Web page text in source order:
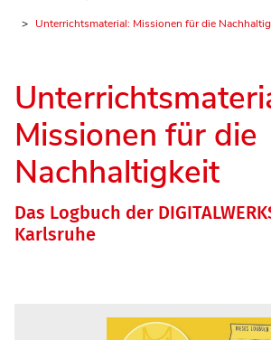
Unterrichtsmaterial: Missionen für die
Missionen für die
Nachhaltigkeit
Das Logbuch der
Karlsruhe